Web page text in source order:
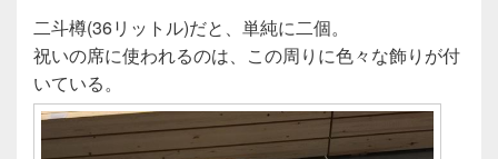
二斗樽(36リットル)だと、単純に二個。
祝いの席に使われるのは、この周りに色々な飾りが付
いている。